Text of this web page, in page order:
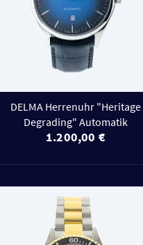
DELMA Herrenuhr "Heritage
Degrading" Automatik
1.200,00 €